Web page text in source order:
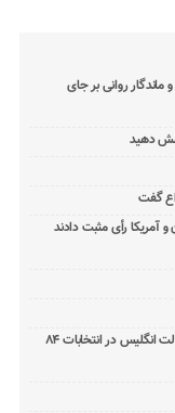
روانی بر جای
دهید
گفت
و آمریکا رأی مثبت دادند
احمدی‌نژاد را خدا برای اسرائیل فرستاد! / افشاگری از دخالت انگلیس در انتخابات ۸۴